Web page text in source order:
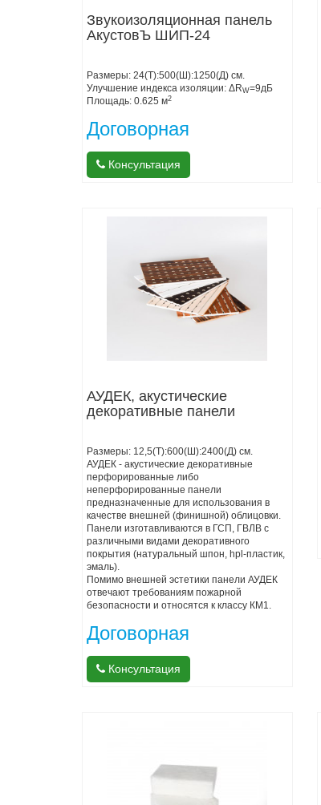
Звукоизоляционная панель
АкустовЪ ШИП-24
Размеры: 24(Т):500(Ш):1250(Д) см.
Улучшение индекса изоляции: ΔRW=9дБ
Площадь: 0.625 м2
Договорная
Консультация
АУДЕК, акустические
декоративные панели
Размеры: 12,5(Т):600(Ш):2400(Д) см.
АУДЕК - акустические декоративные
перфорированные либо
неперфорированные панели
предназначенные для использования в
качестве внешней (финишной) облицовки.
Панели изготавливаются в ГСП, ГВЛВ с
различными видами декоративного
покрытия (натуральный шпон, hpl-пластик,
эмаль).
Помимо внешней эстетики панели АУДЕК
отвечают требованиям пожарной
безопасности и относятся к классу КМ1.
Договорная
Консультация